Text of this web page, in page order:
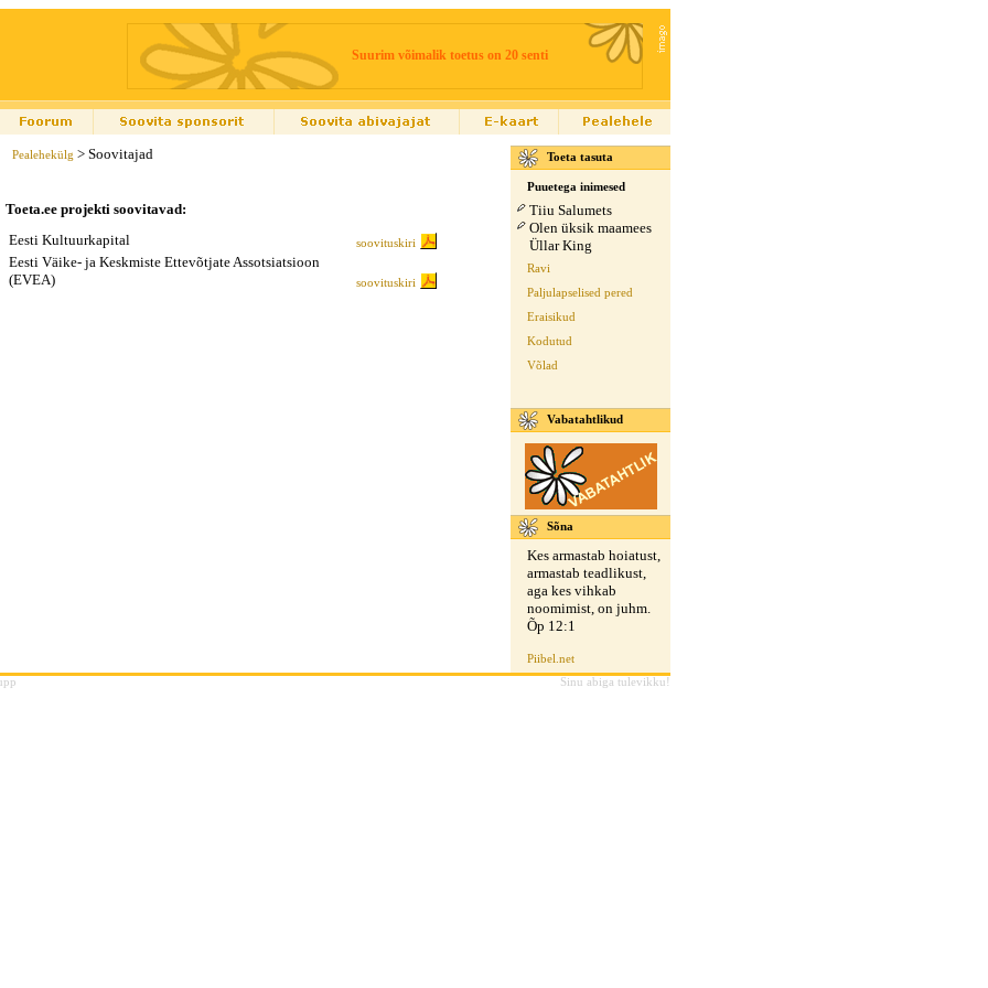
Suurim võimalik toetus on 20 senti
Pealehekülg > Soovitajad
Toeta.ee projekti soovitavad:
Eesti Kultuurkapital
soovituskiri
Eesti Väike- ja Keskmiste Ettevõtjate Assotsiatsioon
(EVEA)
soovituskiri
Toeta tasuta
Puuetega inimesed
Tiiu Salumets
Olen üksik maamees
Üllar King
Ravi
Paljulapselised pered
Eraisikud
Kodutud
Võlad
Vabatahtlikud
Sõna
Kes armastab hoiatust,
armastab teadlikust,
aga kes vihkab
noomimist, on juhm.
Õp 12:1
Piibel.net
Sinu abiga tulevikku!